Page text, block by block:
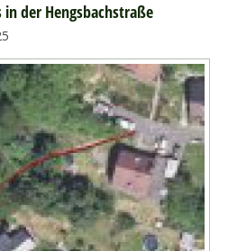
der Hengsbachstraße